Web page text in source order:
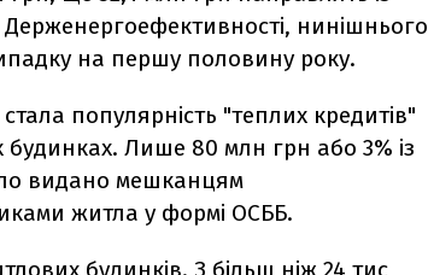
нинішнього
на першу половину року.
популярність "теплих кредитів"
Лише 80 млн грн або 3% із
видано мешканцям
житла у формі ОСББ.